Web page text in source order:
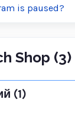
is paused?
Shop (3)
(1)